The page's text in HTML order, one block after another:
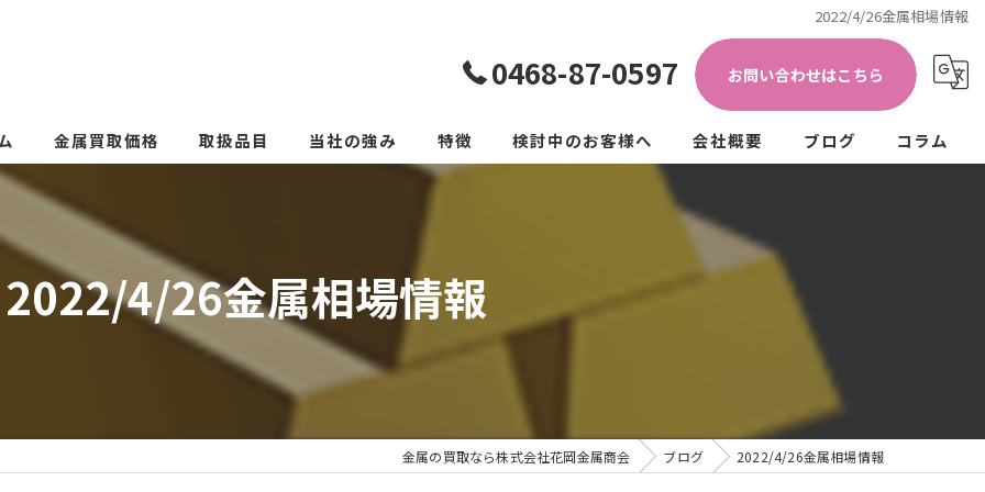
2022/4/26金属相場情報
0468-87-0597 お問い合わせはこちら
金属買取価格 取扱品目 当社の強み 特徴
価格
検討中のお客様へ 会社概要 ブログ コラム
2022/4/26金属相場情報
金属の買取なら株式会社花岡金属商会 ブログ 2022/4/26金属相場情報